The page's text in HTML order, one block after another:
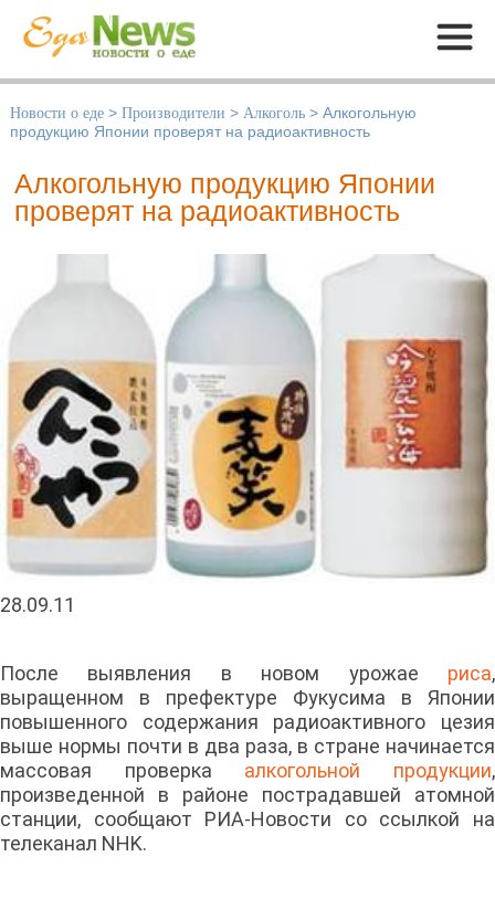
Меню
Новости о еде > Производители > Алкоголь > Алкогольную
продукцию Японии проверят на радиоактивность
Алкогольную продукцию Японии
проверят на радиоактивность
28.09.11
После выявления в новом урожае риса,
выращенном в префектуре Фукусима в Японии
повышенного содержания радиоактивного цезия
выше нормы почти в два раза, в стране начинается
массовая проверка алкогольной продукции,
произведенной в районе пострадавшей атомной
станции, сообщают РИА-Новости со ссылкой на
телеканал NHK.